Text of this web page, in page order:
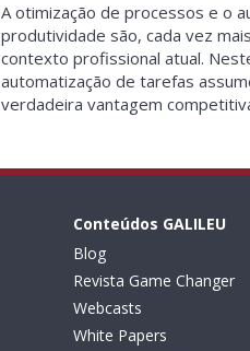
A otimização de processos e o
produtividade são, cada vez
contexto profissional atual.
automatização de tarefas
verdadeira vantagem
Conteúdos GALILEU
Blog
Revista Game Changer
Webcasts
White Papers